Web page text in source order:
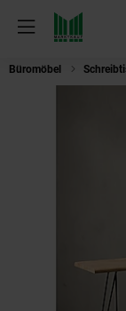
Menü
Büromöbel